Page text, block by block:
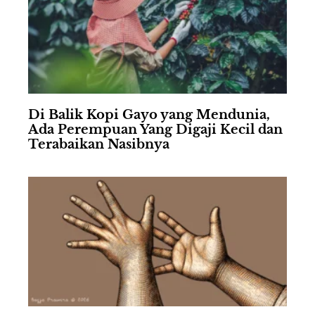
Di Balik Kopi Gayo yang Mendunia,
Ada Perempuan Yang Digaji Kecil dan
Terabaikan Nasibnya